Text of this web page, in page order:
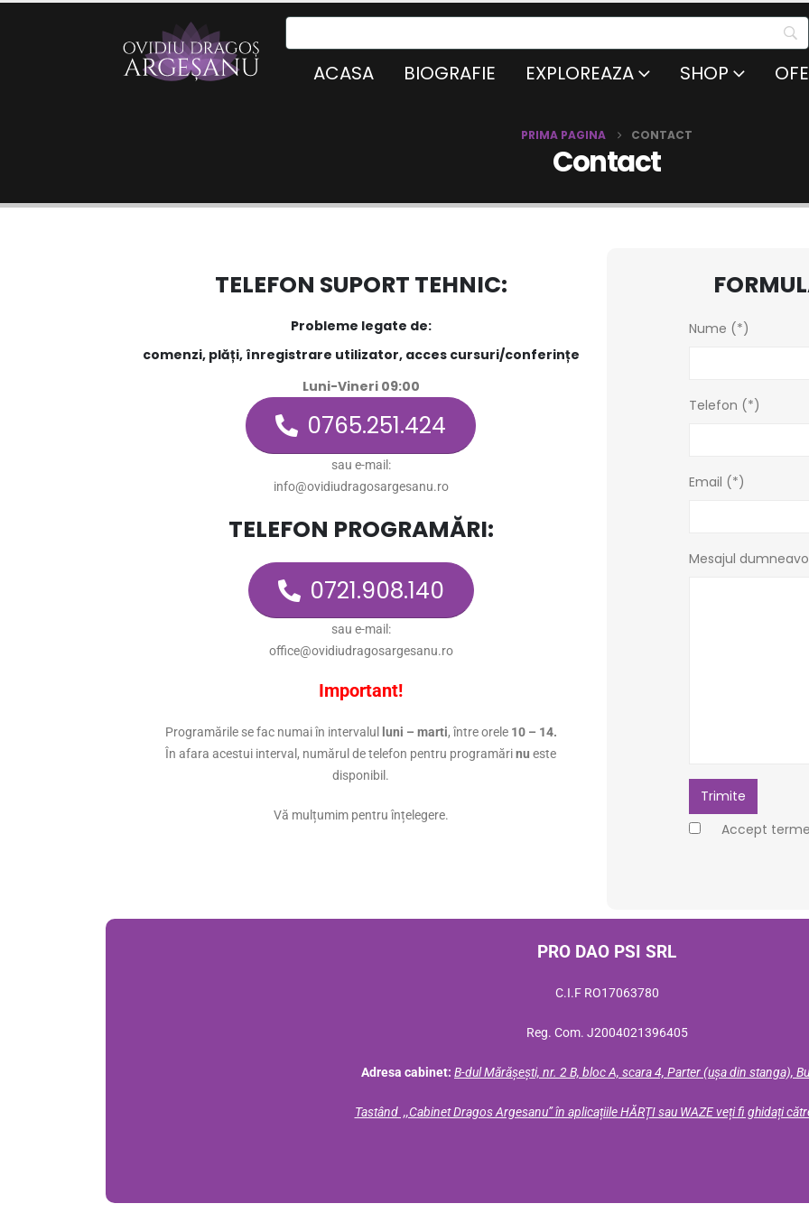
ACASA BIOGRAFIE EXPLOREAZA SHOP
PRIMA PAGINA CONTACT
Contact
TELEFON SUPORT TEHNIC:
Probleme legate de:
comenzi, plăți, înregistrare utilizator, acces cursuri/conferințe
Luni-Vineri 09:00
0765.251.424
sau e-mail:
info@ovidiudragosargesanu.ro
TELEFON PROGRAMĂRI:
0721.908.140
sau e-mail:
office@ovidiudragosargesanu.ro
Important!
Programările se fac numai în intervalul luni – marti, între orele 10 – 14.
În afara acestui interval, numărul de telefon pentru programărinu este
disponibil.
Vă mulțumim pentru înțelegere.
Nume (*)
Telefon (*)
Email (*)
Mesajul
Accept
PRO DAO PSI SRL
C.I.F RO17063780
Reg. Com. J2004021396405
Adresa cabinet: B-dul Mărășești, nr. 2 B, bloc A, scara 4, Parter (ușa din stanga),
Tastând ,,Cabinet Dragos Argesanu” în aplicațiile HĂRȚI sau WAZE veți fi ghidați